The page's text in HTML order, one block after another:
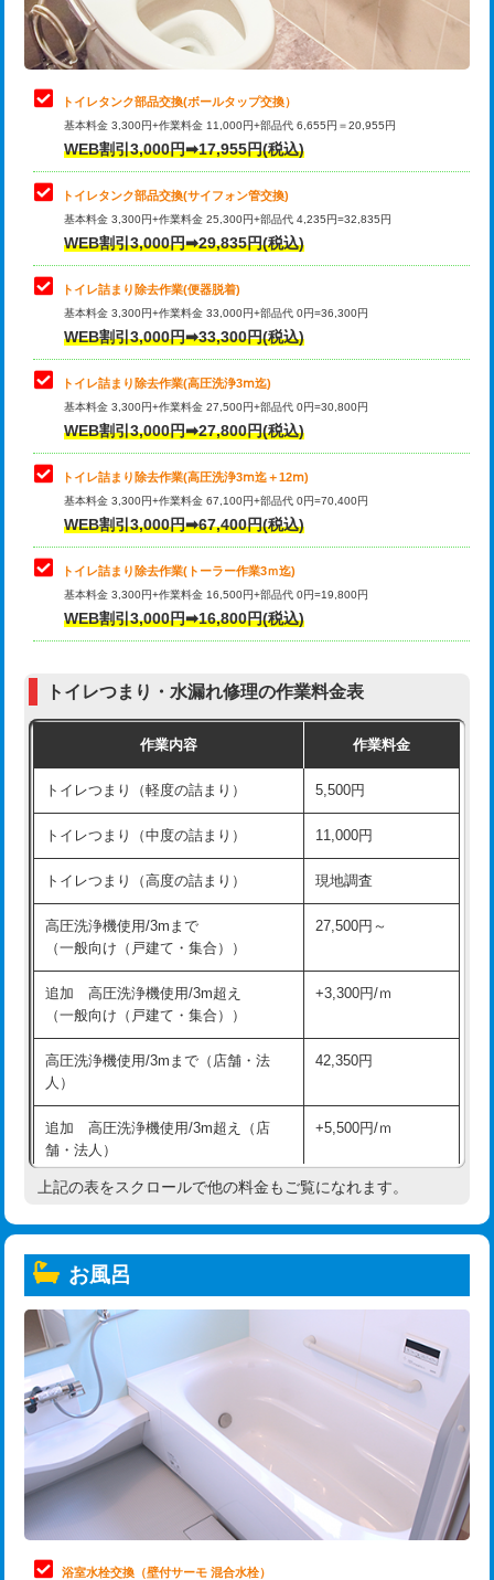
トイレタンク部品交換(ボールタップ交換）
基本料金 3,300円+作業料金 11,000円+部品代 6,655円＝20,955円
WEB割引3,000円➡17,955円(税込)
トイレタンク部品交換(サイフォン管交換)
基本料金 3,300円+作業料金 25,300円+部品代 4,235円=32,835円
WEB割引3,000円➡29,835円(税込)
トイレ詰まり除去作業(便器脱着)
基本料金 3,300円+作業料金 33,000円+部品代 0円=36,300円
WEB割引3,000円➡33,300円(税込)
トイレ詰まり除去作業(高圧洗浄3ⅿ迄)
基本料金 3,300円+作業料金 27,500円+部品代 0円=30,800円
WEB割引3,000円➡27,800円(税込)
トイレ詰まり除去作業(高圧洗浄3ⅿ迄＋12ⅿ)
基本料金 3,300円+作業料金 67,100円+部品代 0円=70,400円
WEB割引3,000円➡67,400円(税込)
トイレ詰まり除去作業(トーラー作業3ｍ迄)
基本料金 3,300円+作業料金 16,500円+部品代 0円=19,800円
WEB割引3,000円➡16,800円(税込)
トイレつまり・水漏れ修理の作業料金表
作業内容 作業料金
トイレつまり（軽度の詰まり） 5,500円
トイレつまり（中度の詰まり） 11,000円
トイレつまり（高度の詰まり） 現地調査
高圧洗浄機使用/3mまで
（一般向け（戸建て・集合））
27,500円～
追加 高圧洗浄機使用/3m超え
（一般向け（戸建て・集合））
+3,300円/ｍ
高圧洗浄機使用/3mまで（店舗・法
人）
42,350円
追加 高圧洗浄機使用/3m超え（店
舗・法人）
+5,500円/ｍ
高度高圧洗浄換 現地調査
トーラー機使用/3mまで
追加トーラー機使用/3m超え
カメラ調査 33,000円
桝清掃 8,800円
止水・漏水調査・防水処理・清掃・修
理・調整・分解・加工など（軽作業）
止水・漏水調査・防水処理・清掃・修
理・調整・分解・加工など（中作業）
22,000円
上記の表をスクロールで他の料金もご覧になれます。
お風呂
浴室水栓交換（壁付サーモ 混合水栓）